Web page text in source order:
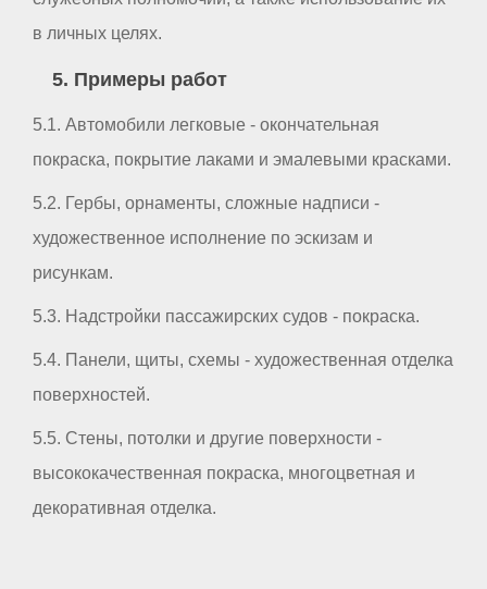
в личных целях.
5. Примеры работ
5.1. Автомобили легковые - окончательная
покраска, покрытие лаками и эмалевыми красками.
5.2. Гербы, орнаменты, сложные надписи -
художественное исполнение по эскизам и
рисункам.
5.3. Надстройки пассажирских судов - покраска.
5.4. Панели, щиты, схемы - художественная отделка
поверхностей.
5.5. Стены, потолки и другие поверхности -
высококачественная покраска, многоцветная и
декоративная отделка.